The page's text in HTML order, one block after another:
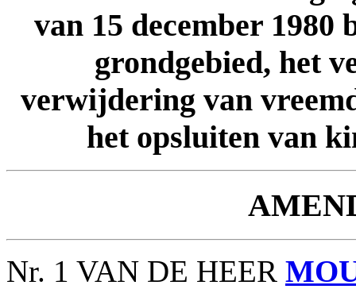
van 15 december 1980
grondgebied, het
verwijdering van
het opsluiten van
Nr. 1 VAN DE HEER